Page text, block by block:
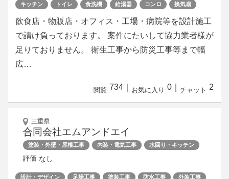
キッチン
トイレ 食洗機 給湯器 コンロ 換気扇
飲食店・物販店・オフィス・工場・病院等を設計施工
で請け負っております。 案件にたいして協力業者様が
足りておりません。 衛生工事から防災工事等まで幅
広…
閲覧 734 お気に入り 0 チャット 2
三重県
合同会社エムアンドエイ
塗装・外壁・屋根工事 内装・電気工事 水回り・キッチン
評価 なし
設計・デザイン 足場工事 塗装工事 防水工事 外装工事